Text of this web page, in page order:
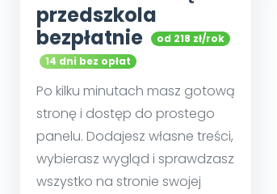
przedszkola
bezpłatnie
od 218 zł/rok
14 dni bez opłat
Po kilku minutach masz gotową
stronę i dostęp do prostego
panelu. Dodajesz własne treści,
wybierasz wygląd i sprawdzasz
wszystko na stronie swojej